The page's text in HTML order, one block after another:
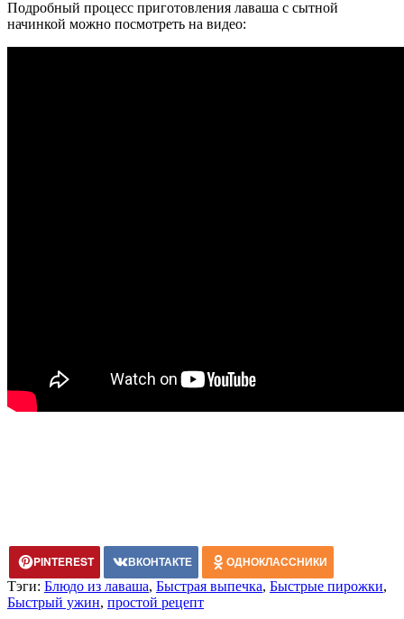
Подробный процесс приготовления лаваша с сытной
начинкой можно посмотреть на видео:
PINTEREST ВКОНТАКТЕ ОДНОКЛАССНИКИ
Тэги: Блюдо из лаваша, Быстрая выпечка, Быстрые пирожки,
Быстрый ужин, простой рецепт